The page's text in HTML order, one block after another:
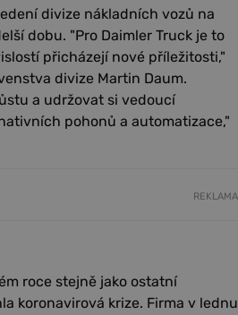
divize nákladních vozů na
dobu. "Pro Daimler Truck je to
přicházejí nové příležitosti,"
divize Martin Daum.
a udržovat si vedoucí
pohonů a automatizace,"
REKLAMA
roce stejně jako ostatní
koronavirová krize. Firma v lednu